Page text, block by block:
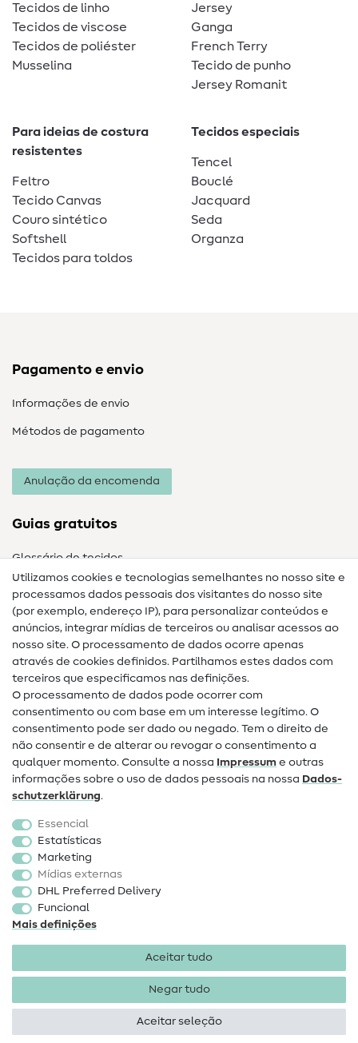
Tecidos de linho
Tecidos de viscose
Tecidos de poliéster
Musselina
Jersey
Ganga
French Terry
Tecido de punho
Jersey Romanit
Para ideias de costura
resistentes
Feltro
Tecido Canvas
Couro sintético
Softshell
Tecidos para toldos
Tecidos especiais
Tencel
Bouclé
Jacquard
Seda
Organza
Pagamento e envio
Informações de envio
Métodos de pagamento
Anulação da encomenda
Guias gratuitos
Glossário de tecidos
Guias de costura
Ajuda e contacto
Contacto
Mudança de proprietário
Perguntas frequentes (FAQ)
Direito de cancelamento
Popular
Tecidos
Acessórios de costura
Promoção
Utilizamos cookies e tecnologias semelhantes no nosso site e
processamos dados pessoais dos visitantes do nosso site
(por exemplo, endereço IP), para personalizar conteúdos e
anúncios, integrar mídias de terceiros ou analisar acessos ao
nosso site. O processamento de dados ocorre apenas
através de cookies definidos. Partilhamos estes dados com
terceiros que especificamos nas definições.
O processamento de dados pode ocorrer com
consentimento ou com base em um interesse legítimo. O
consentimento pode ser dado ou negado. Tem o direito de
não consentir e de alterar ou revogar o consentimento a
qualquer momento. Consulte a nossa Impressum e outras
informações sobre o uso de dados pessoais na nossa Dados­
schutz­erklärung.
Essencial
Estatísticas
Marketing
Mídias externas
DHL Preferred Delivery
Funcional
Mais definições
Aceitar tudo
Negar tudo
Aceitar seleção
Proteção de dados
condições
Direito de rescisão
Direitos de autor 2026 SewIY GmbH